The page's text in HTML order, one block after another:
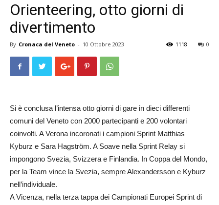
Orienteering, otto giorni di
divertimento
By Cronaca del Veneto - 10 Ottobre 2023 0
1118
Si è conclusa l’intensa otto giorni di gare in dieci differenti
comuni del Veneto con 2000 partecipanti e 200 volontari
coinvolti. A Verona incoronati i campioni Sprint Matthias
Kyburz e Sara Hagström. A Soave nella Sprint Relay si
impongono Svezia, Svizzera e Finlandia. In Coppa del Mondo,
per la Team vince la Svezia, sempre Alexandersson e Kyburz
nell’individuale.
A Vicenza, nella terza tappa dei Campionati Europei Sprint di